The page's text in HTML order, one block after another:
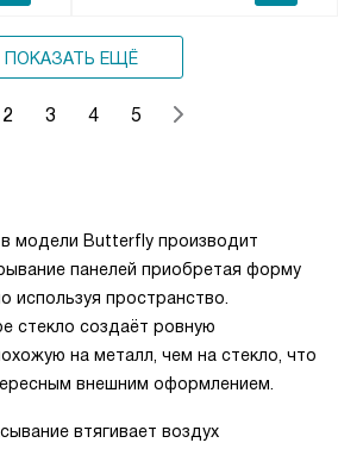
ПОКАЗАТЬ ЕЩЁ
2 3 4 5
в модели Butterfly производит
панелей приобретая форму
используя пространство.
стекло создаёт ровную
на металл, чем на стекло, что
внешним оформлением.
втягивает воздух